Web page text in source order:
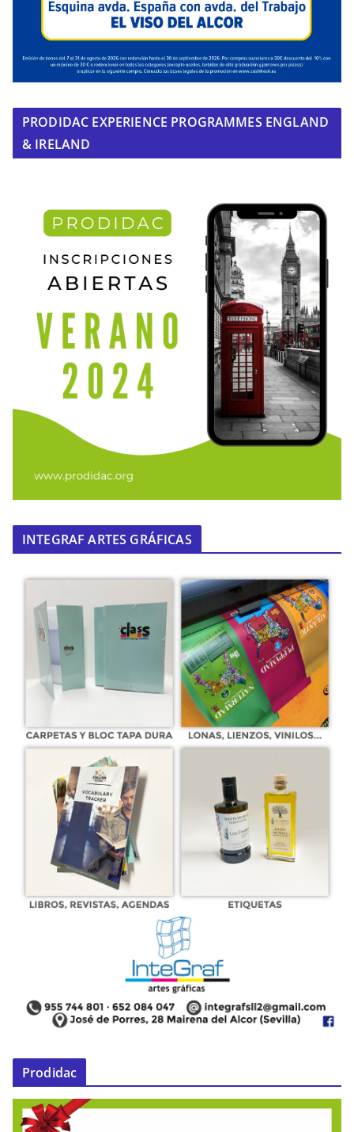
PRODIDAC EXPERIENCE PROGRAMMES ENGLAND
& IRELAND
INTEGRAF ARTES GRÁFICAS
Prodidac